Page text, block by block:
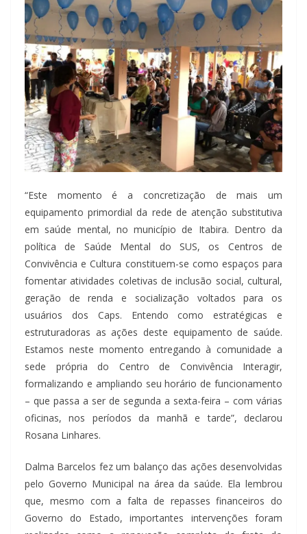
“Este momento é a concretização de mais um
equipamento primordial da rede de atenção substitutiva
em saúde mental, no município de Itabira. Dentro da
política de Saúde Mental do SUS, os Centros de
Convivência e Cultura constituem-se como espaços para
fomentar atividades coletivas de inclusão social, cultural,
geração de renda e socialização voltados para os
usuários dos Caps. Entendo como estratégicas e
estruturadoras as ações deste equipamento de saúde.
Estamos neste momento entregando à comunidade a
sede própria do Centro de Convivência Interagir,
formalizando e ampliando seu horário de funcionamento
– que passa a ser de segunda a sexta-feira – com várias
oficinas, nos períodos da manhã e tarde”, declarou
Rosana Linhares.
Dalma Barcelos fez um balanço das ações desenvolvidas
pelo Governo Municipal na área da saúde. Ela lembrou
que, mesmo com a falta de repasses financeiros do
Governo do Estado, importantes intervenções foram